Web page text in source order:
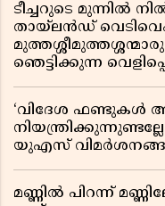
ടീച്ചറുടെ മുന്നിൽ
തായ്‌ലൻഡ്
ഞെട്ടിക്കുന്ന
‘വിദേശ ഫണ്ടുകൾ
യുഎസ്
മണ്ണിൽ പിറന്ന്